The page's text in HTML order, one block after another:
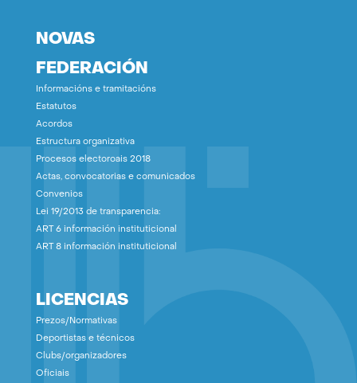
NOVAS
FEDERACIÓN
Informacións e tramitacións
Estatutos
Acordos
Estructura organizativa
Procesos electoroais 2018
Actas, convocatorias e comunicados
Convenios
Lei 19/2013 de transparencia:
ART 6 información instituticional
ART 8 información instituticional
LICENCIAS
Prezos/Normativas
Deportistas e técnicos
Clubs/organizadores
Oficiais